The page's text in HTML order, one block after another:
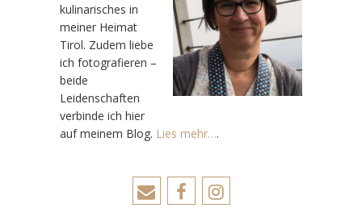
kulinarisches in
meiner Heimat
Tirol. Zudem liebe
ich fotografieren –
beide
Leidenschaften
verbinde ich hier
auf meinem Blog. Lies mehr….